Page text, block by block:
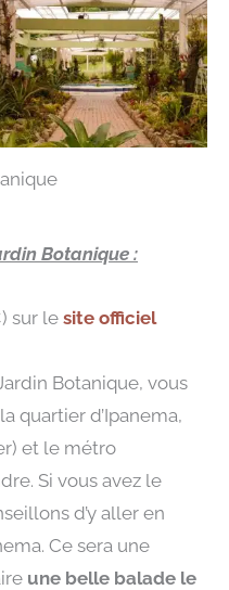
Botanique :
sur le site officiel
Botanique, vous
quartier d’Ipanema,
et le métro
Si vous avez le
d’y aller en
Ce sera une
une belle balade le